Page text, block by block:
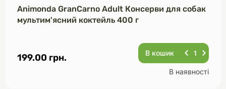
Animonda GranCarno Adult Консерви для собак
мультим'ясний коктейль 400 г
199.00 грн. В кошик
В наявності